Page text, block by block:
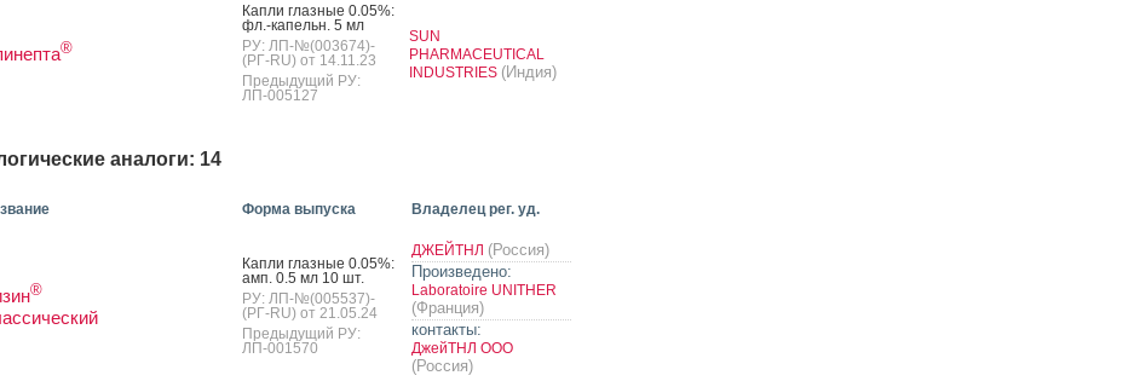
®
Кап­ли глаз­ные 0.05%:
фл.-ка­пельн. 5 мл
РУ: ЛП-№(003674)-
(РГ-RU) от 14.11.23
Предыдущий РУ:
ЛП-005127
SUN
PHARMACEUTICAL
INDUSTRIES (Индия)
аналоги: 14
Форма выпуска Владелец рег. уд.
®
Кап­ли глаз­ные 0.05%:
амп. 0.5 мл 10 шт.
РУ: ЛП-№(005537)-
(РГ-RU) от 21.05.24
Предыдущий РУ:
ЛП-001570
ДЖЕЙТНЛ (Россия)
Произведено:
Laboratoire UNITHER
(Франция)
контакты:
ДжейТНЛ ООО
(Россия)